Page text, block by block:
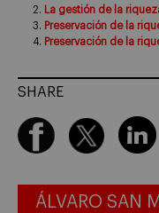
La gestión de la
Preservación de la
Preservación de la
SHARE
ÁLVARO SAN